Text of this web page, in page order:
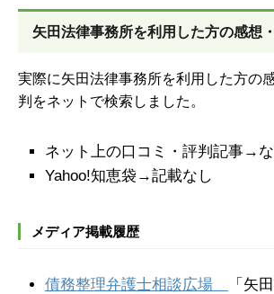
矢田法律事務所を利用した方の感想
実際に矢田法律事務所を利用した方の
判をネットで検索しました。
ネット上の口コミ・評判記事→
Yahoo!知恵袋→記載なし
メディア掲載履歴
債務整理弁護士相談広場
「矢